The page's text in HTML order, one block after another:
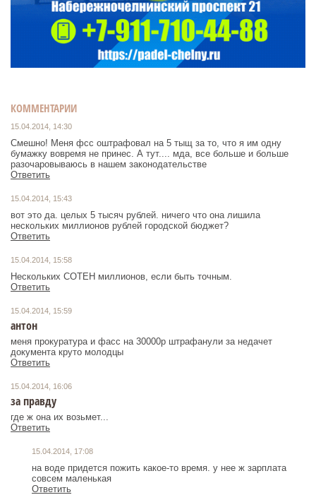
КОММЕНТАРИИ
15.04.2014, 14:30
Смешно! Меня фсс оштрафовал на 5 тыщ за то, что я им одну
бумажку вовремя не принес. А тут.... мда, все больше и больше
разочаровываюсь в нашем законодательстве
Ответить
15.04.2014, 15:43
вот это да. целых 5 тысяч рублей. ничего что она лишила
нескольких миллионов рублей городской бюджет?
Ответить
15.04.2014, 15:58
Нескольких СОТЕН миллионов, если быть точным.
Ответить
15.04.2014, 15:59
антон
меня прокуратура и фасс на 30000р штрафанули за недачет
документа круто молодцы
Ответить
15.04.2014, 16:06
за правду
где ж она их возьмет...
Ответить
15.04.2014, 17:08
на воде придется пожить какое-то время. у нее ж зарплата
совсем маленькая
Ответить